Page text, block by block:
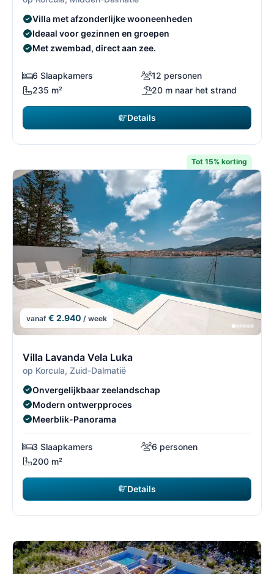
Villa met afzonderlijke wooneenheden
Ideaal voor gezinnen en groepen
Met zwembad, direct aan zee.
6 Slaapkamers
12 personen
235 m²
20 m naar het strand
Details
Tot 15% korting
vanaf € 2.940 / week
Villa Lavanda Vela Luka
op Korcula, Zuid-Dalmatië
Onvergelijkbaar zeelandschap
Modern ontwerpproces
Meerblik-Panorama
3 Slaapkamers
6 personen
200 m²
Details